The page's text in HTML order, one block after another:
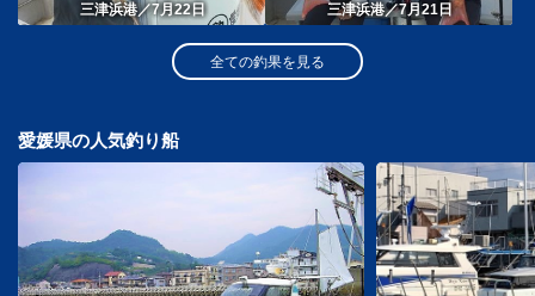
三津浜港／7月22日 三津浜港／7月21日
全ての釣果を見る
愛媛県の人気釣り船